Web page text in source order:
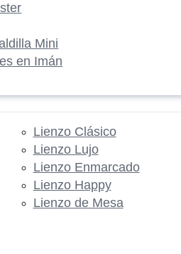
Mini
en Imán
Lienzo Clásico
Lienzo Lujo
Lienzo Enmarcado
Lienzo Happy
Lienzo de Mesa